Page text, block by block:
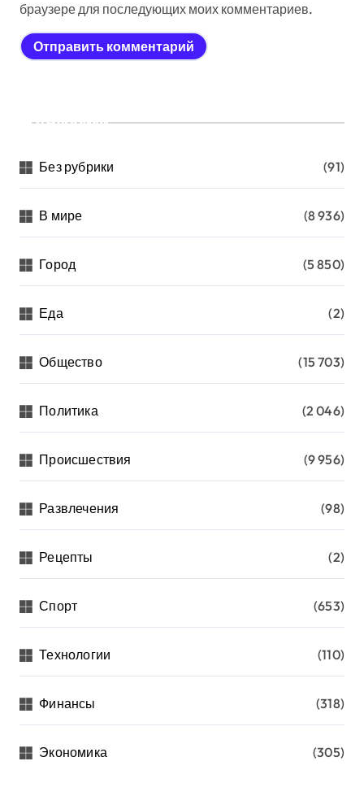
браузере для последующих моих комментариев.
Рубрики
Без рубрики (91)
В мире (8 936)
Город (5 850)
Еда (2)
Общество (15 703)
Политика (2 046)
Происшествия (9 956)
Развлечения (98)
Рецепты (2)
Спорт (653)
Технологии (110)
Финансы (318)
Экономика (305)